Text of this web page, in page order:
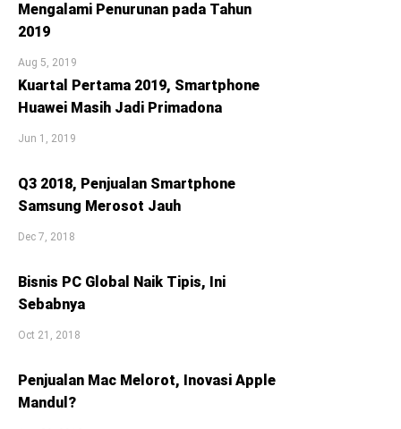
Mengalami Penurunan pada Tahun
2019
Aug 5, 2019
Kuartal Pertama 2019, Smartphone
Huawei Masih Jadi Primadona
Jun 1, 2019
Q3 2018, Penjualan Smartphone
Samsung Merosot Jauh
Dec 7, 2018
Bisnis PC Global Naik Tipis, Ini
Sebabnya
Oct 21, 2018
Penjualan Mac Melorot, Inovasi Apple
Mandul?